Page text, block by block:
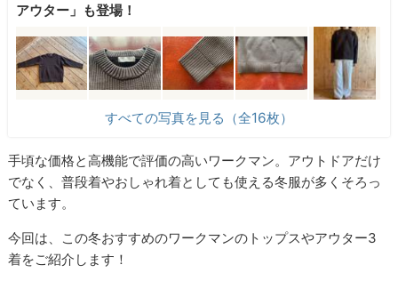
アウター」も登場！
すべての写真を見る（全16枚）
手頃な価格と高機能で評価の高いワークマン。アウトドアだけ
でなく、普段着やおしゃれ着としても使える冬服が多くそろっ
ています。
今回は、この冬おすすめのワークマンのトップスやアウター3
着をご紹介します！